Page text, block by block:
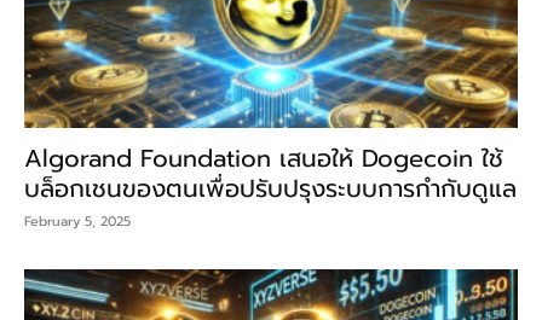
Algorand Foundation เสนอให้ Dogecoin ใช้
บล็อกเชนของตนเพื่อปรับปรุงระบบการกำกับดูแล
February 5, 2025